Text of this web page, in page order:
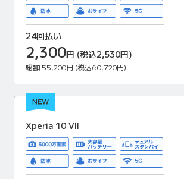
24回払い
2,300円 (税込2,530円)
総額 55,200円 (税込60,720円)
Xperia 10 VII